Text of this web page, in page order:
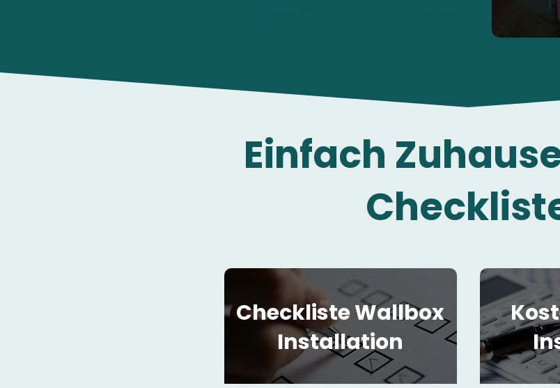
Einfach
Checkliste Wallbox
Installation